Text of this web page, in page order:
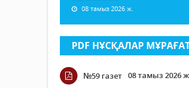
08 тамыз 2026 ж.
PDF НҰСҚАЛАР
№59 газет 08 тамыз 2026